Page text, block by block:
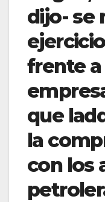
dijo- se
frente
que
la
con los